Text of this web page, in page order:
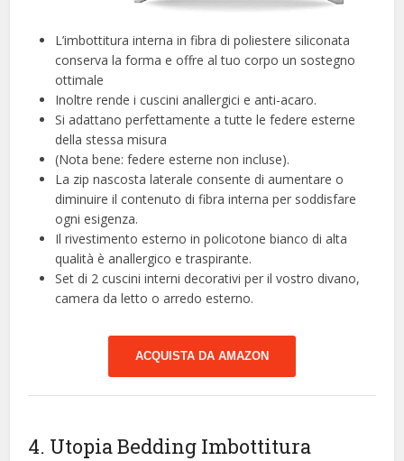
L’imbottitura interna in fibra di poliestere siliconata
conserva la forma e offre al tuo corpo un sostegno
ottimale
Inoltre rende i cuscini anallergici e anti-acaro.
Si adattano perfettamente a tutte le federe esterne
della stessa misura
(Nota bene: federe esterne non incluse).
La zip nascosta laterale consente di aumentare o
diminuire il contenuto di fibra interna per soddisfare
ogni esigenza.
Il rivestimento esterno in policotone bianco di alta
qualità è anallergico e traspirante.
Set di 2 cuscini interni decorativi per il vostro divano,
camera da letto o arredo esterno.
ACQUISTA DA AMAZON
4. Utopia Bedding Imbottitura